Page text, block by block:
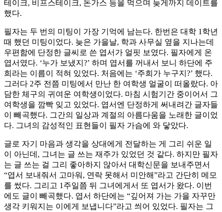
테이크, 비프스테이크, 돈가스 등을 먹으며 늦게까지 데이트를
했다.
필자는 두 번의 미팅이 가장 기억에 남는다. 한번은 대학 1학년
때 했던 미팅이었다. 늦은 가을날, 학과 사무실 옆을 지나는데
우편함에 단정한 글씨로 쓴 엽서가 얼핏 보였다. 필자에게 온
엽서였다. ‘누가 보냈지?’ 하며 엽서를 꺼내서 보니 하단에 주
희라는 이름이 적혀 있었다. 처음에는 ‘주희가 누구지?’ 했다.
그러다 2주 전쯤 미팅에서 만난 한 여학생 얼굴이 떠올랐다. 아
담한 체구의 귀여운 여학생이었다. 마침 시험기간 중이어서 그
여학생을 깜빡 잊고 있었다. 엽서엔 단정하게 써내려간 글자들
이 빼곡했다. 그간의 일상과 계절의 아름다움을 노래한 글이었
다. 그녀의 감성적인 표현들이 필자 가슴에 와 닿았다.
글로 자기 마음과 생각을 상대에게 전달하는 게 그리 쉬운 일
이 아닌데, 그녀는 글 쓰는 재주가 있었던 것 같다. 하지만 필자
는 글 쓰는 걸 그리 좋아하지 않아서 대학신문을 보내주면서
“엽서 보내줘서 고마워, 연락 못해서 미안해”라고 간단히 메모
를 썼다. 그리고 1주일쯤 뒤 그녀에게서 또 엽서가 왔다. 이번
에도 글이 빼곡했다. 엽서 하단에는 “깊어져 가는 가을 자꾸만
생각 키워지는 이에게 보냅니다”라고 씌어 있었다. 필자는 그